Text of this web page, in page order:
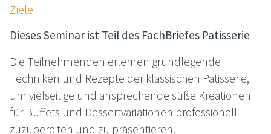
Ziele
Dieses Seminar ist Teil des FachBriefes Patisserie
Die Teilnehmenden erlernen grundlegende
Techniken und Rezepte der klassischen Patisserie,
um vielseitige und ansprechende süße Kreationen
für Buffets und Dessertvariationen professionell
zuzubereiten und zu präsentieren.